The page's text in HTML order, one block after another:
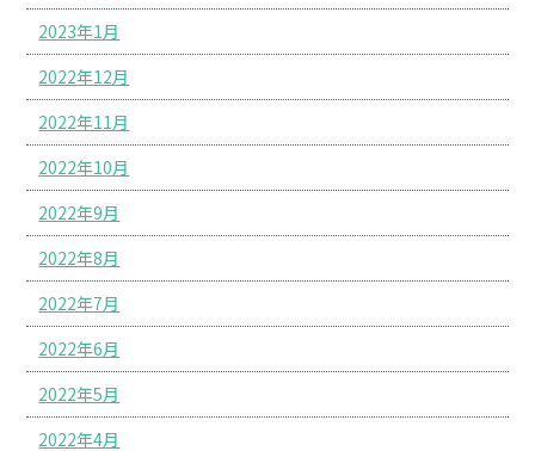
2023年1月
2022年12月
2022年11月
2022年10月
2022年9月
2022年8月
2022年7月
2022年6月
2022年5月
2022年4月